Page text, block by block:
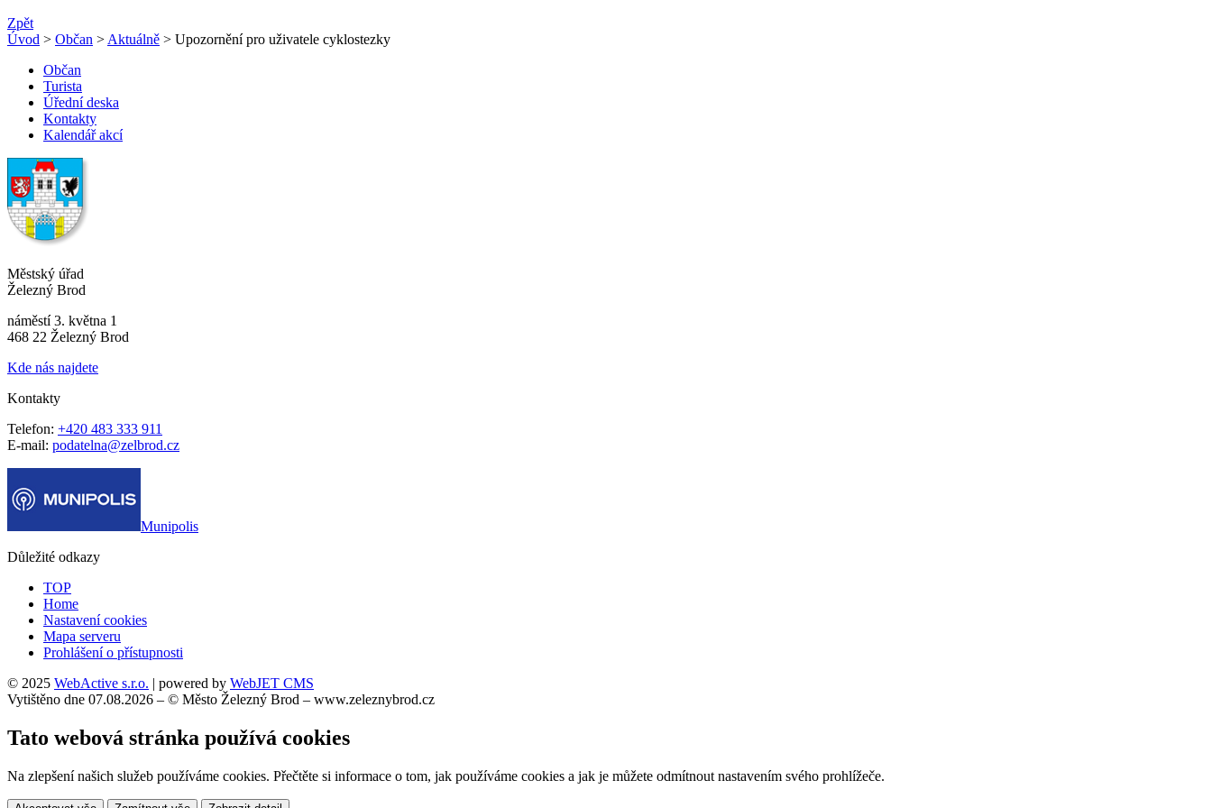
Zpět
Úvod > Občan > Aktuálně > Upozornění pro uživatele cyklostezky
Občan
Turista
Úřední deska
Kontakty
Kalendář akcí
Městský úřad
Železný Brod
náměstí 3. května 1
468 22 Železný Brod
Kde nás najdete
Kontakty
Telefon: +420 483 333 911
E-mail: podatelna@zelbrod.cz
Munipolis
Důležité odkazy
TOP
Home
Nastavení cookies
Mapa serveru
Prohlášení o přístupnosti
© 2025 WebActive s.r.o. | powered by WebJET CMS
Vytištěno dne 07.08.2026 – © Město Železný Brod – www.zeleznybrod.cz
Tato webová stránka používá cookies
Na zlepšení našich služeb používáme cookies. Přečtěte si informace o tom, jak používáme cookies a jak je můžete odmítnout nastavením svého prohlížeče.